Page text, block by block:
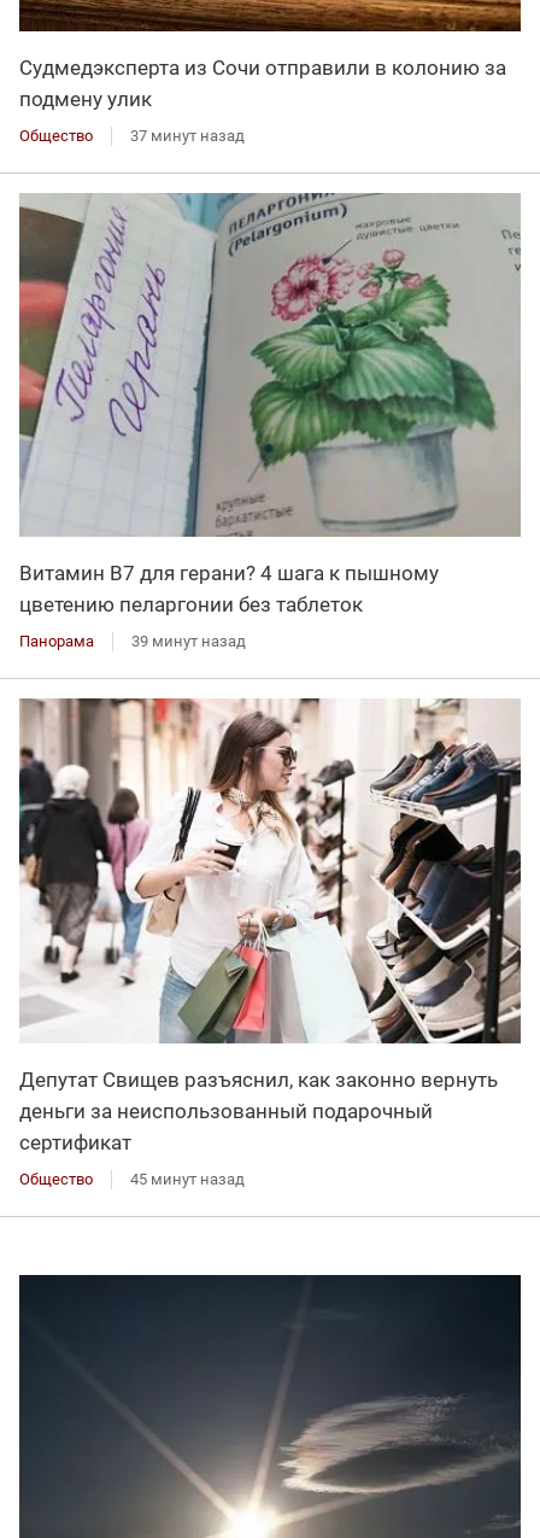
Судмедэксперта из Сочи отправили в колонию за
подмену улик
Общество 37 минут назад
Витамин В7 для герани? 4 шага к пышному
цветению пеларгонии без таблеток
Панорама 39 минут назад
Депутат Свищев разъяснил, как законно вернуть
деньги за неиспользованный подарочный
сертификат
Общество 45 минут назад